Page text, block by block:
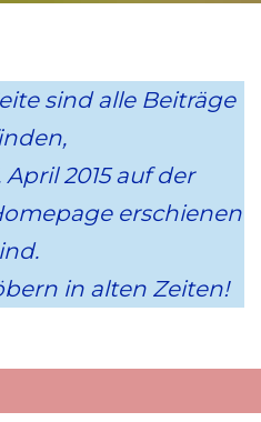
sind alle Beiträge
2015 auf der
erschienen
in alten Zeiten!